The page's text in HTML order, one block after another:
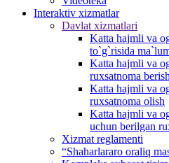
Interaktiv xizmatlar
Davlat xizmatlari
Katta hajmli va
to`g`risida
Katta hajmli va
ruxsatnoma
Katta hajmli va
ruxsatnoma olish
Katta hajmli va
uchun berilgan
Xizmat reglamenti
“Shaharlararo oraliq